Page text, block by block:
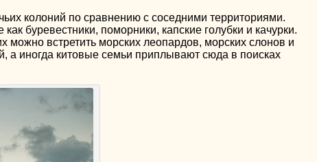
колоний по сравнению с соседними территориями.
буревестники, поморники, капские голубки и качурки.
встретить морских леопардов, морских слонов и
а иногда китовые семьи приплывают сюда в поисках